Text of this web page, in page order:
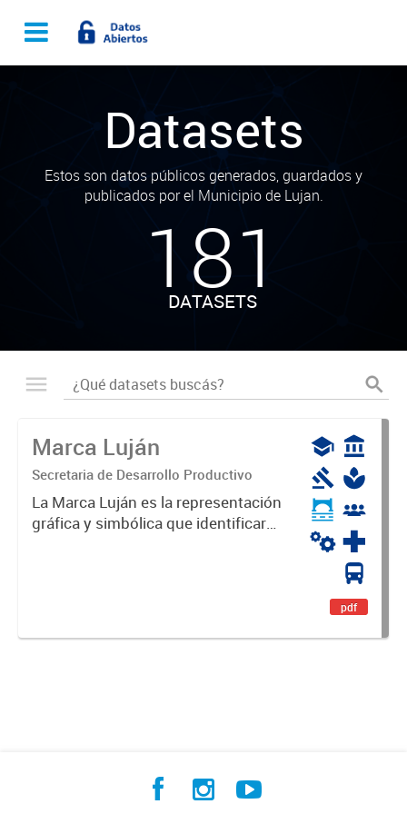
Datasets
Estos son datos públicos generados, guardados y
publicados por el Municipio de Lujan.
181
DATASETS
Marca Luján
Secretaria de Desarrollo Productivo
La Marca Luján es la representación
gráfica y simbólica que identificará
pdf